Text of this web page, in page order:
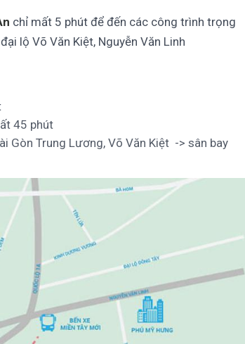
chỉ mất 5 phút để đến các công trình trọng
lộ Võ Văn Kiệt, Nguyễn Văn Linh
45 phút
Gòn Trung Lương, Võ Văn Kiệt -> sân bay